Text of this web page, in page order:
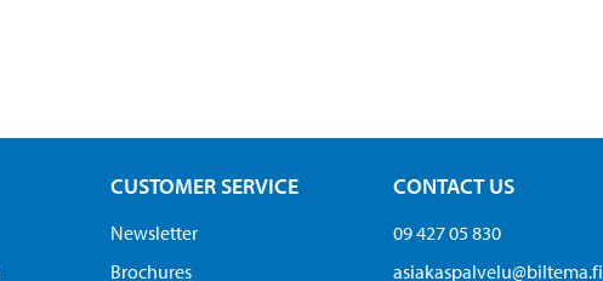
CUSTOMER SERVICE
Newsletter
Brochures
CONTACT US
09 427 05 830
asiakaspalvelu@biltema.fi